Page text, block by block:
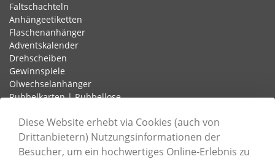
Faltschachteln
Anhängeetiketten
Flaschenanhänger
Adventskalender
Drehscheiben
Gewinnspiele
Ölwechselanhänger
Rubbelkarten | Rubbellose
Informationen
Diese Website erhebt via Cookies (auch von
Drittanbietern) Nutzungsinformationen der
Besucher, um ein hochwertiges Online-Erlebnis zu